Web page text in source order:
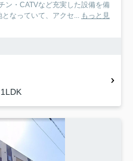
ン・CATVなど充実した設備を備
なっていて、アクセ... もっと見